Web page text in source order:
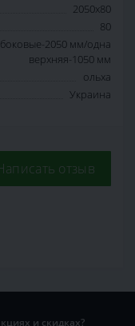
2050х80
80
2050 мм/одна
верхняя-1050 мм
ольха
Украина
отзыв
и скидках?